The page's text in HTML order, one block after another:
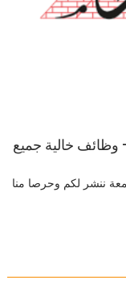
اهرام الجمعة 18 اكتوبر 2024 – وظائف خالية جميع
ننشر لكم وحرصا منا